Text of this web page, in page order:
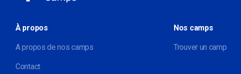
À propos
A propos de nos camps
Contact
Nos camps
Trouver un camp